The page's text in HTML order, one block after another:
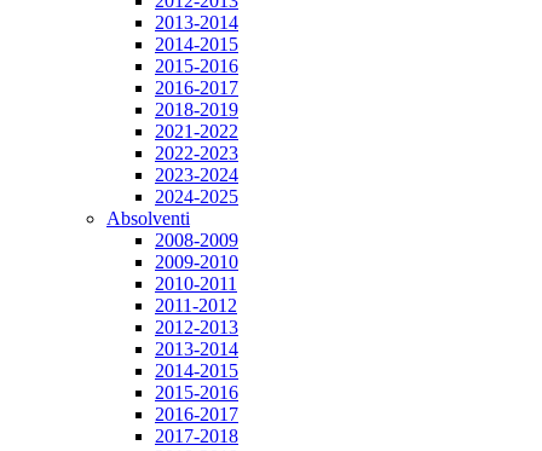
2013-2014
2014-2015
2015-2016
2016-2017
2018-2019
2021-2022
2022-2023
2023-2024
2024-2025
Absolventi
2008-2009
2009-2010
2010-2011
2011-2012
2012-2013
2013-2014
2014-2015
2015-2016
2016-2017
2017-2018